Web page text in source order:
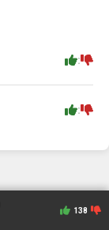
:
:
138